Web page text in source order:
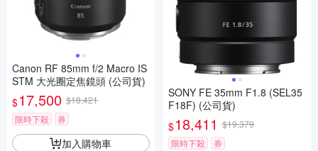
Canon RF 85mm f/2 Macro IS
STM 大光圈定焦鏡頭 (公司貨)
$17,500 $18,421
限時下殺
券
加入購物車
SONY FE 35mm F1.8 (SEL35
F18F) (公司貨)
$18,411 $19,379
限時下殺
券